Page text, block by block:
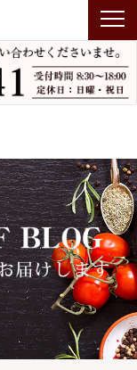
T
o
g
g
n
a
v
i
g
a
t
i
o